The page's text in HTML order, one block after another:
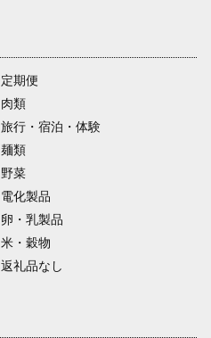
定期便
肉類
旅行・宿泊・体験
麺類
野菜
電化製品
卵・乳製品
米・穀物
返礼品なし